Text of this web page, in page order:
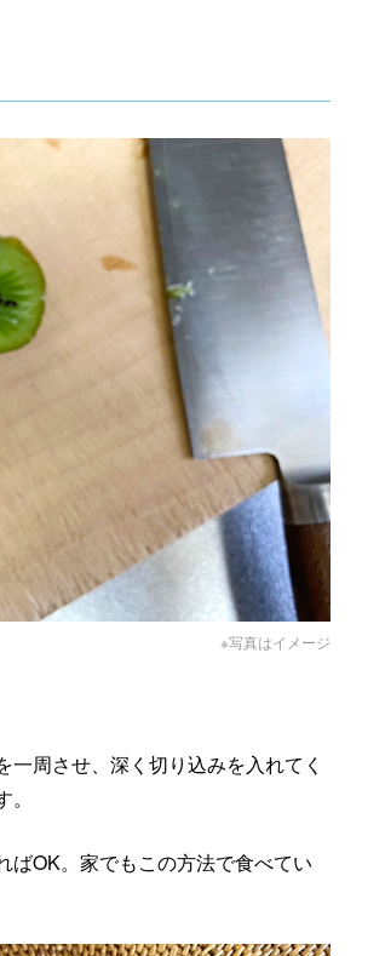
※写真はイメージ
周させ、深く切り込みを入れてく
ばOK。家でもこの方法で食べてい